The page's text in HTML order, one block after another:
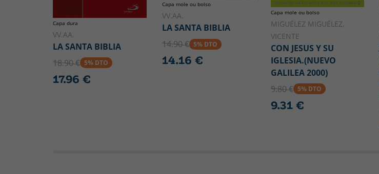
Capa dura
VV.AA.
LA SANTA BIBLIA
18.90 € 5% DTO
17.96 €
Capa mole ou bolso
VV.AA.
LA SANTA BIBLIA
14.90 € 5% DTO
14.16 €
Capa mole ou bolso
MIGUÉLEZ MIGUÉLEZ,
VICENTE
CON JESUS Y SU
IGLESIA.(NUEVO
GALILEA 2000)
9.80 € 5% DTO
9.31 €